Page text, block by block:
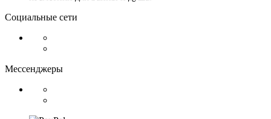
Социальные сети
Мессенджеры